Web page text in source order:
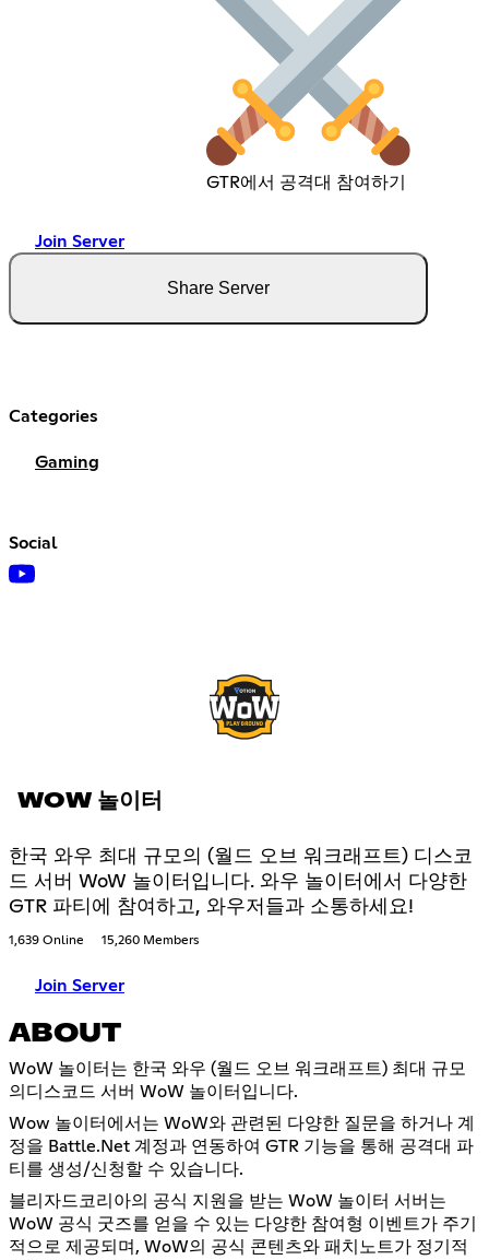
GTR에서 공격대 참여하기
Join Server
Share Server
Categories
Gaming
Social
WOW 놀이터
한국 와우 최대 규모의 (월드 오브 워크래프트) 디스코
드 서버 WoW 놀이터입니다. 와우 놀이터에서 다양한
GTR 파티에 참여하고, 와우저들과 소통하세요!
1,639 Online 15,260 Members
Join Server
ABOUT
WoW 놀이터는 한국 와우 (월드 오브 워크래프트) 최대 규모
의디스코드 서버 WoW 놀이터입니다.
Wow 놀이터에서는 WoW와 관련된 다양한 질문을 하거나 계
정을 Battle.Net 계정과 연동하여 GTR 기능을 통해 공격대 파
티를 생성/신청할 수 있습니다.
블리자드코리아의 공식 지원을 받는 WoW 놀이터 서버는
WoW 공식 굿즈를 얻을 수 있는 다양한 참여형 이벤트가 주기
적으로 제공되며, WoW의 공식 콘텐츠와 패치노트가 정기적